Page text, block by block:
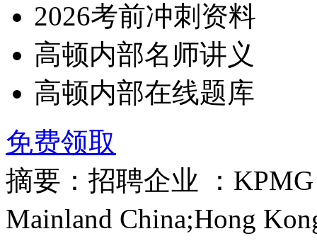
2026考前冲刺资料
高顿内部名师讲义
高顿内部在线题库
免费领取
摘要：招聘企业 ：
Mainland China;Hong